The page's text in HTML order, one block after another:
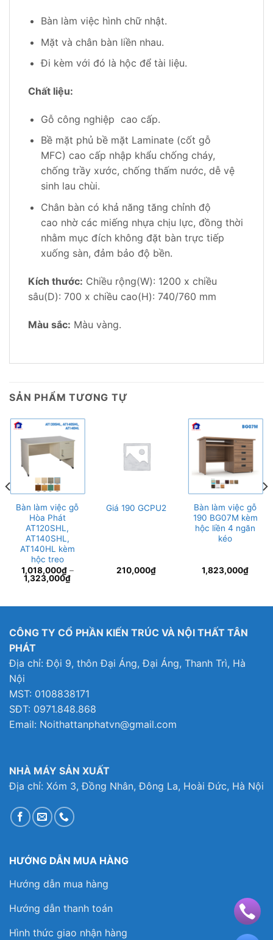
Bàn làm việc hình chữ nhật.
Mặt và chân bàn liền nhau.
Đi kèm với đó là hộc để tài liệu.
Chất liệu:
Gỗ công nghiệp cao cấp.
Bề mặt phủ bề mặt Laminate (cốt gỗ
MFC) cao cấp nhập khẩu chống cháy,
chống trầy xước, chống thấm nước, dễ vệ
sinh lau chùi.
Chân bàn có khả năng tăng chỉnh độ
cao nhờ các miếng nhựa chịu lực, đồng thời
nhằm mục đích không đặt bàn trực tiếp
xuống sàn, đảm bảo độ bền.
Kích thước: Chiều rộng(W): 1200 x chiều
sâu(D): 700 x chiều cao(H): 740/760 mm
Màu sắc: Màu vàng.
SẢN PHẨM TƯƠNG TỰ
Bàn làm việc gỗ
Hòa Phát
AT120SHL,
AT140SHL,
AT140HL kèm
hộc treo
1,018,000₫–
1,323,000₫
Giá 190 GCPU2
210,000₫
Bàn làm việc gỗ
190 BG07M kèm
hộc liền 4 ngăn
kéo
1,823,000₫
CÔNG TY CỔ PHẦN KIẾN TRÚC VÀ NỘI THẤT TÂN
PHÁT
Địa chỉ: Đội 9, thôn Đại Áng, Đại Áng, Thanh Trì, Hà
Nội
MST: 0108838171
SĐT: 0971.848.868
Email: Noithattanphatvn@gmail.com
NHÀ MÁY SẢN XUẤT
Địa chỉ: Xóm 3, Đồng Nhân, Đông La, Hoài Đức, Hà Nội
HƯỚNG DẪN MUA HÀNG
Hướng dẫn mua hàng
Hướng dẫn thanh toán
Hình thức giao nhận hàng